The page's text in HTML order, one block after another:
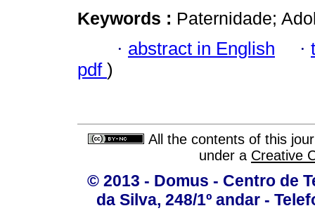
Keywords : Paternidade;
· abstract in English ·
pdf )
All the contents of this
under a Creative
© 2013 - Domus - Centro de
da Silva, 248/1º andar -